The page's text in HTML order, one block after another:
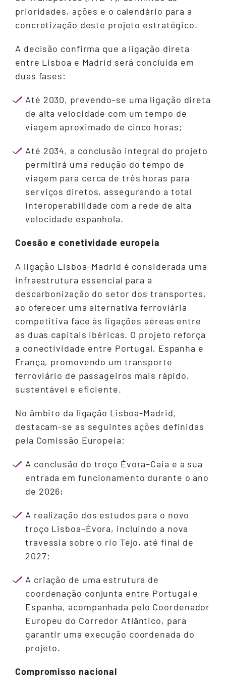
prioridades, ações e o calendário para a
concretização deste projeto estratégico.
A decisão confirma que a ligação direta
entre Lisboa e Madrid será concluída em
duas fases:
Até 2030, prevendo-se uma ligação direta
de alta velocidade com um tempo de
viagem aproximado de cinco horas;
Até 2034, a conclusão integral do projeto
permitirá uma redução do tempo de
viagem para cerca de três horas para
serviços diretos, assegurando a total
interoperabilidade com a rede de alta
velocidade espanhola.
Coesão e conetividade europeia
A ligação Lisboa–Madrid é considerada uma
infraestrutura essencial para a
descarbonização do setor dos transportes,
ao oferecer uma alternativa ferroviária
competitiva face às ligações aéreas entre
as duas capitais ibéricas. O projeto reforça
a conectividade entre Portugal, Espanha e
França, promovendo um transporte
ferroviário de passageiros mais rápido,
sustentável e eficiente.
No âmbito da ligação Lisboa-Madrid,
destacam-se as seguintes ações definidas
pela Comissão Europeia:
A conclusão do troço Évora–Caia e a sua
entrada em funcionamento durante o ano
de 2026;
A realização dos estudos para o novo
troço Lisboa–Évora, incluindo a nova
travessia sobre o rio Tejo, até final de
2027;
A criação de uma estrutura de
coordenação conjunta entre Portugal e
Espanha, acompanhada pelo Coordenador
Europeu do Corredor Atlântico, para
garantir uma execução coordenada do
projeto.
Compromisso nacional